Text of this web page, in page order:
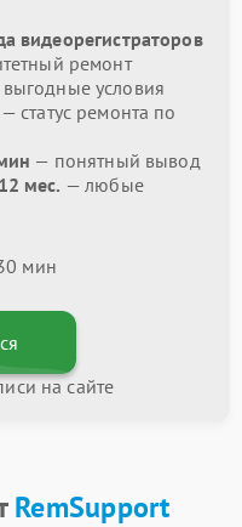
видеорегистраторов
ремонт
условия
— статус ремонта по
— понятный вывод
мес. — любые
мин
на сайте
RemSupport